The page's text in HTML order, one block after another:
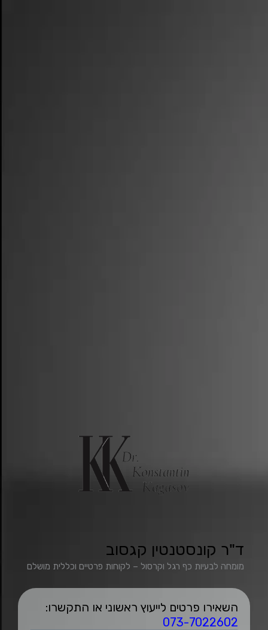
ד"ר קונסטנטין קגסוב
מומחה לבעיות כף רגל וקרסול – לקוחות פרטיים וכללית מושלם
השאירו פרטים לייעוץ ראשוני או התקשרו:
073-7022602